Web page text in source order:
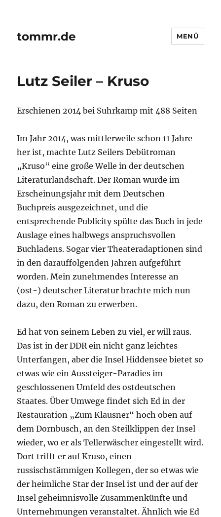
tommr.de MENÜ
Lutz Seiler – Kruso
Erschienen 2014 bei Suhrkamp mit 488 Seiten
Im Jahr 2014, was mittlerweile schon 11 Jahre
her ist, machte Lutz Seilers Debütroman
„Kruso“ eine große Welle in der deutschen
Literaturlandschaft. Der Roman wurde im
Erscheinungsjahr mit dem Deutschen
Buchpreis ausgezeichnet, und die
entsprechende Publicity spülte das Buch in jede
Auslage eines halbwegs anspruchsvollen
Buchladens. Sogar vier Theateradaptionen sind
in den darauffolgenden Jahren aufgeführt
worden. Mein zunehmendes Interesse an
(ost-) deutscher Literatur brachte mich nun
dazu, den Roman zu erwerben.
Ed hat von seinem Leben zu viel, er will raus.
Das ist in der DDR ein nicht ganz leichtes
Unterfangen, aber die Insel Hiddensee bietet so
etwas wie ein Aussteiger-Paradies im
geschlossenen Umfeld des ostdeutschen
Staates. Über Umwege findet sich Ed in der
Restauration „Zum Klausner“ hoch oben auf
dem Dornbusch, an den Steilklippen der Insel
wieder, wo er als Tellerwäscher eingestellt wird.
Dort trifft er auf Kruso, einen
russischstämmigen Kollegen, der so etwas wie
der heimliche Star der Insel ist und der auf der
Insel geheimnisvolle Zusammenkünfte und
Unternehmungen veranstaltet. Ähnlich wie Ed